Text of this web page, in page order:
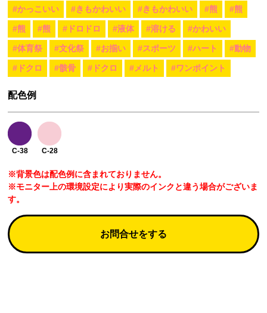
#かっこいい #きもかわいい #きもかわいい #熊 #熊
#熊 #熊 #ドロドロ #液体 #溶ける #かわいい
#体育祭 #文化祭 #お揃い #スポーツ #ハート #動物
#ドクロ #骸骨 #ドクロ #メルト #ワンポイント
配色例
C-38 C-28
※背景色は配色例に含まれておりません。
※モニター上の環境設定により実際のインクと違う場合がございま
す。
お問合せをする